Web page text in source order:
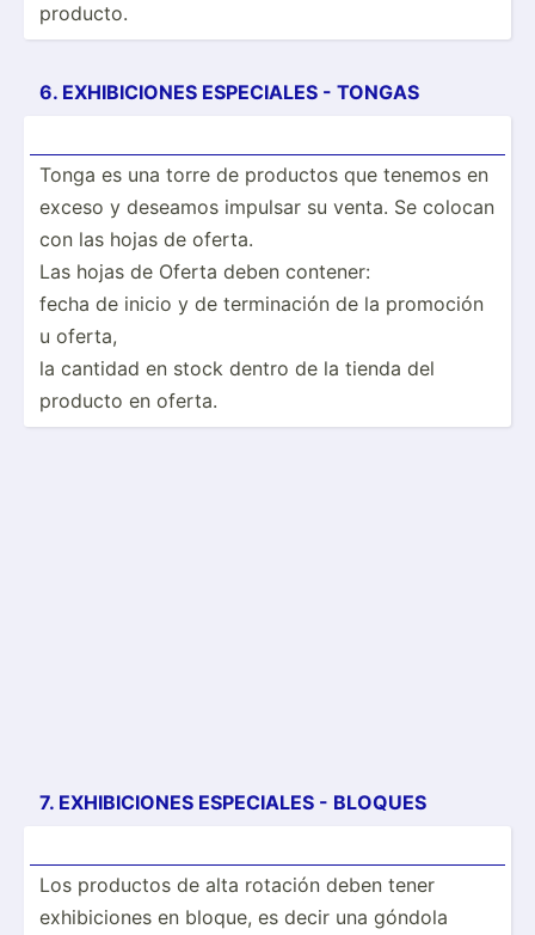
producto.
6. EXHIBI­CIONES ESPECIALES - TONGAS
Tonga es una torre de productos que tenemos en
exceso y deseamos impulsar su venta. Se colocan
con las hojas de oferta.
Las hojas de Oferta deben contener:
fecha de inicio y de termin­ación de la promoción
u oferta,
la cantidad en stock dentro de la tienda del
producto en oferta.
7. EXHIBI­CIONES ESPECIALES - BLOQUES
Los productos de alta rotación deben tener
exhibi­ciones en bloque, es decir una góndola